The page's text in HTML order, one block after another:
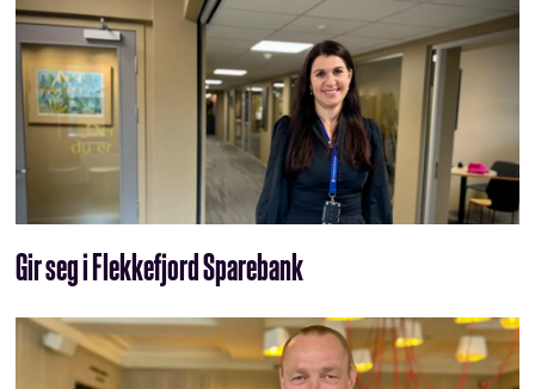
Gir seg i Flekkefjord Sparebank